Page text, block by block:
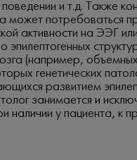
и т.д. Также
может потребоваться
активности на ЭЭГ
эпилептогенных
(например,
генетических
развитием
занимается и
наличии у пациента, к